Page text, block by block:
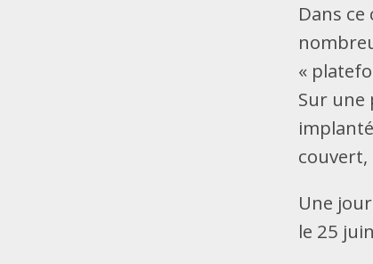
Dans
«
Sur une
couvert,
Une
le 25